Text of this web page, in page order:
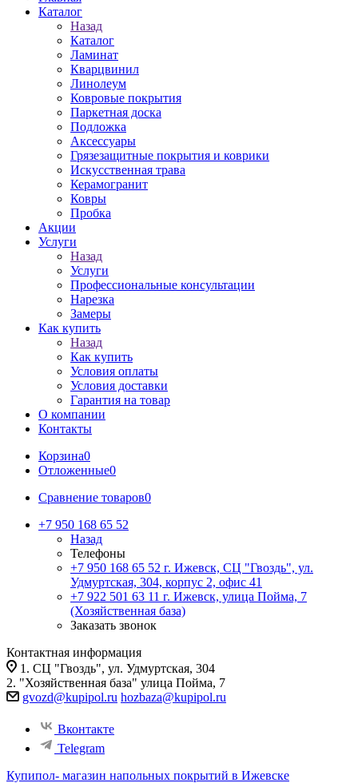
Каталог
Назад
Каталог
Ламинат
Кварцвинил
Линолеум
Ковровые покрытия
Паркетная доска
Подложка
Аксессуары
Грязезащитные покрытия и коврики
Искусственная трава
Керамогранит
Ковры
Пробка
Акции
Услуги
Назад
Услуги
Профессиональные консультации
Нарезка
Замеры
Как купить
Назад
Как купить
Условия оплаты
Условия доставки
Гарантия на товар
О компании
Контакты
Корзина0
Отложенные0
Сравнение товаров0
+7 950 168 65 52
Назад
Телефоны
+7 950 168 65 52 г. Ижевск, СЦ "Гвоздь", ул.
Удмуртская, 304, корпус 2, офис 41
+7 922 501 63 11 г. Ижевск, улица Пойма, 7
(Хозяйственная база)
Заказать звонок
Контактная информация
1. СЦ "Гвоздь", ул. Удмуртская, 304
2. "Хозяйственная база" улица Пойма, 7
gvozd@kupipol.ru hozbaza@kupipol.ru
Вконтакте
Telegram
Купипол- магазин напольных покрытий в Ижевске